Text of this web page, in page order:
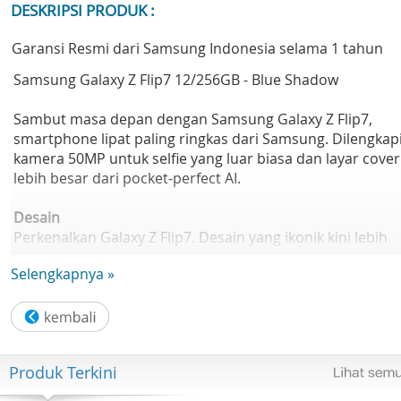
DESKRIPSI PRODUK :
Garansi Resmi dari Samsung Indonesia selama 1 tahun
Samsung Galaxy Z Flip7 12/256GB - Blue Shadow
Sambut masa depan dengan Samsung Galaxy Z Flip7,
smartphone lipat paling ringkas dari Samsung.
kamera 50MP untuk selfie yang luar biasa dan layar cover
lebih besar dari pocket-perfect AI.
Desain
Perkenalkan Galaxy Z Flip7. Desain yang ikonik kini lebih
dan perlindungan Corning Gorilla Glass Victus , Galaxy Z
saat dibuka maupun dilipat.
Layar
Lipat untuk kenyamanan, buka untuk pengalaman penuh.
Layar utama 6.9"" FHD+ Dynamic AMOLED 2X
Selengkapnya »
Produk Terkini